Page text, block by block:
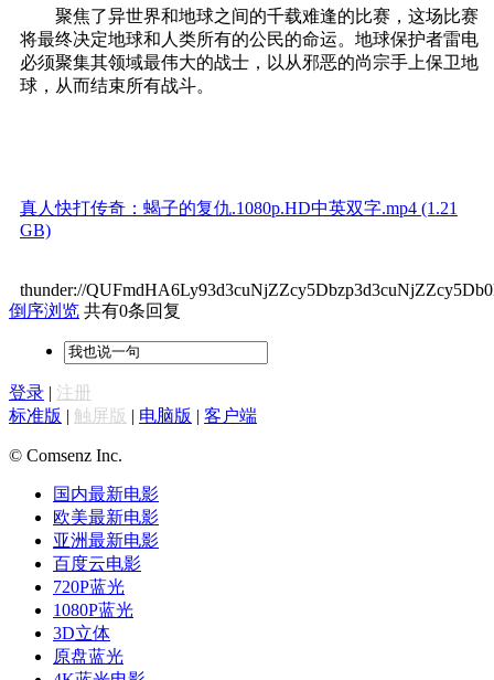
聚焦了异世界和地球之间的千载难逢的比赛，这场比赛
将最终决定地球和人类所有的公民的命运。地球保护者雷电
必须聚集其领域最伟大的战士，以从邪恶的尚宗手上保卫地
球，从而结束所有战斗。
真人快打传奇：蝎子的复仇.1080p.HD中英双字.mp4 (1.21
GB)
thunder://
倒序浏览 共有0条回复
登录 | 注册
标准版 | 触屏版 | 电脑版 | 客户端
© Comsenz Inc.
国内最新电影
欧美最新电影
亚洲最新电影
百度云电影
720P蓝光
1080P蓝光
3D立体
原盘蓝光